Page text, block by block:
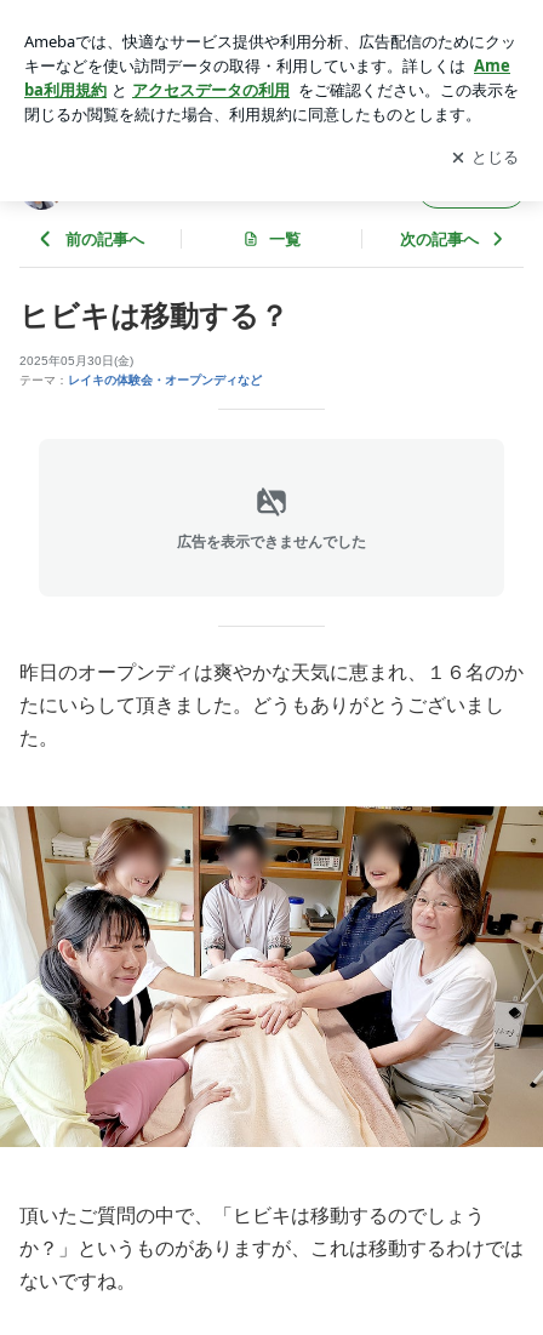
アプリをダウンロードして ブログの更新通知
を受け取りまし
ょう。
開く
前の記事へ 一覧 次の記事へ
ヒビキは移動する？
2025年05月30日(金)
テーマ： レイキの体験会・オープンディなど
広告を表示できませんでした
昨日のオープンディは爽やかな天気に恵まれ、１６名のか
たにいらして頂きました。どうもありがとうございまし
た。
頂いたご質問の中で、「ヒビキは移動するのでしょう
か？」というものがありますが、これは移動するわけでは
ないですね。